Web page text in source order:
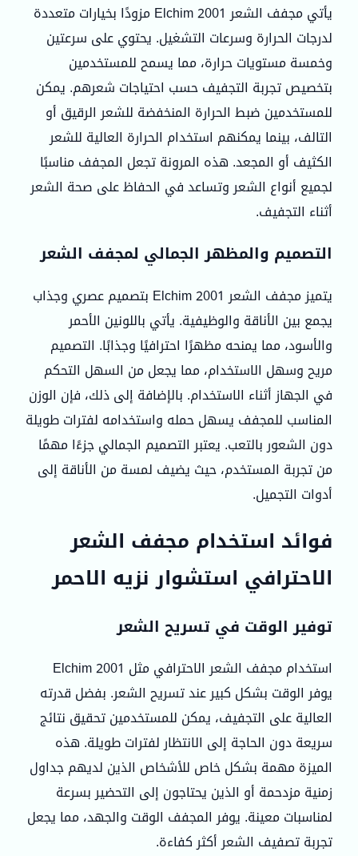
يأتي مجفف الشعر Elchim 2001 مزودًا بخيارات متعددة
لدرجات الحرارة وسرعات التشغيل. يحتوي على سرعتين
وخمسة مستويات حرارة، مما يسمح للمستخدمين
بتخصيص تجربة التجفيف حسب احتياجات شعرهم. يمكن
للمستخدمين ضبط الحرارة المنخفضة للشعر الرقيق أو
التالف، بينما يمكنهم استخدام الحرارة العالية للشعر
الكثيف أو المجعد. هذه المرونة تجعل المجفف مناسبًا
لجميع أنواع الشعر وتساعد في الحفاظ على صحة الشعر
أثناء التجفيف.
التصميم والمظهر الجمالي لمجفف الشعر
يتميز مجفف الشعر Elchim 2001 بتصميم عصري وجذاب
يجمع بين الأناقة والوظيفية. يأتي باللونين الأحمر
والأسود، مما يمنحه مظهرًا احترافيًا وجذابًا. التصميم
مريح وسهل الاستخدام، مما يجعل من السهل التحكم
في الجهاز أثناء الاستخدام. بالإضافة إلى ذلك، فإن الوزن
المناسب للمجفف يسهل حمله واستخدامه لفترات طويلة
دون الشعور بالتعب. يعتبر التصميم الجمالي جزءًا مهمًا
من تجربة المستخدم، حيث يضيف لمسة من الأناقة إلى
أدوات التجميل.
فوائد استخدام مجفف الشعر
الاحترافي استشوار نزيه الاحمر
توفير الوقت في تسريح الشعر
استخدام مجفف الشعر الاحترافي مثل Elchim 2001
يوفر الوقت بشكل كبير عند تسريح الشعر. بفضل قدرته
العالية على التجفيف، يمكن للمستخدمين تحقيق نتائج
سريعة دون الحاجة إلى الانتظار لفترات طويلة. هذه
الميزة مهمة بشكل خاص للأشخاص الذين لديهم جداول
زمنية مزدحمة أو الذين يحتاجون إلى التحضير بسرعة
لمناسبات معينة. يوفر المجفف الوقت والجهد، مما يجعل
تجربة تصفيف الشعر أكثر كفاءة.